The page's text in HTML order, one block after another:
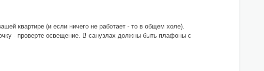
квартире (и если ничего не работает - то в общем холе).
- проверте освещение. В санузлах должны быть плафоны с